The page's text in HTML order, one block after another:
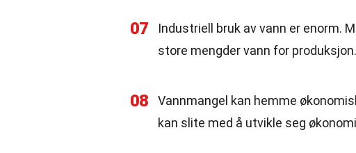
07
Industriell bruk av vann er enorm.
store mengder vann for produksjon.
08
Vannmangel kan hemme
kan slite med å utvikle seg